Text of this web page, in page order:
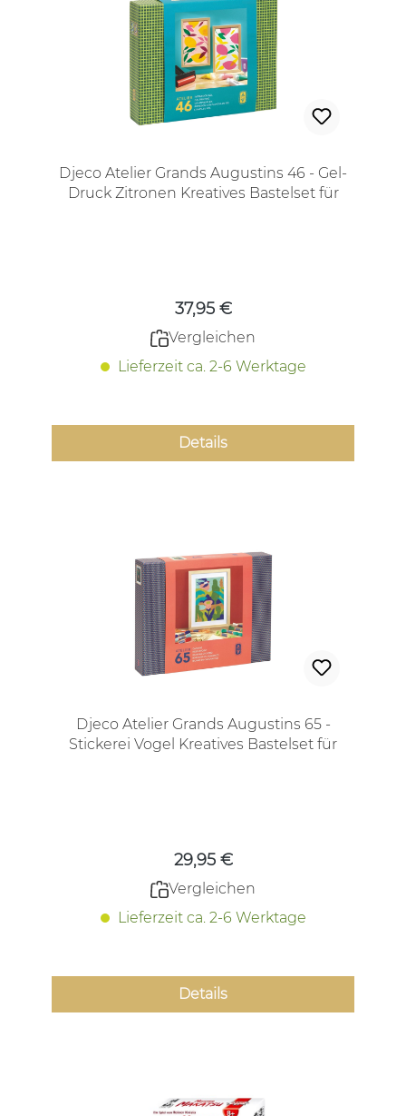
Djeco Atelier Grands Augustins 46 - Gel-
Druck Zitronen Kreatives Bastelset für
37,95 €
Vergleichen
Lieferzeit ca. 2-6 Werktage
Details
Djeco Atelier Grands Augustins 65 -
Stickerei Vogel Kreatives Bastelset für
29,95 €
Vergleichen
Lieferzeit ca. 2-6 Werktage
Details